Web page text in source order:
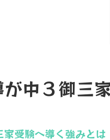
中３御三
受験へ導く強みとは